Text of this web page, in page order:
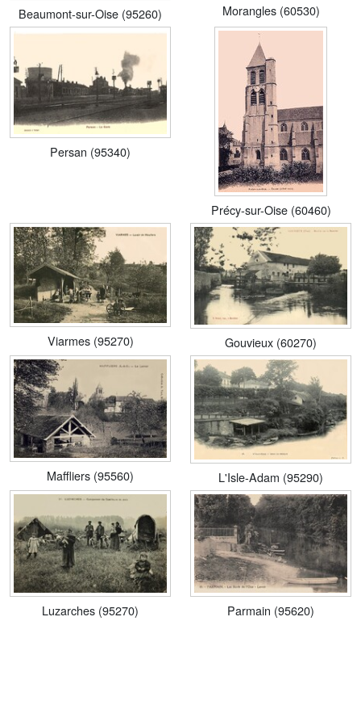
Beaumont-sur-Oise (95260) Morangles (60530)
Persan (95340)
Précy-sur-Oise (60460)
Viarmes (95270) Gouvieux (60270)
Maffliers (95560) L'Isle-Adam (95290)
Luzarches (95270) Parmain (95620)